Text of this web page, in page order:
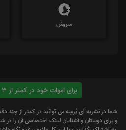
سروش
برای اموات خود در کمتر از 3 دقیقه یادبود بسازید
شما در نشریه آی پُرسِه می توانید در کمتر از چند
و برای دوستان و آشنایان لینک اختصاصی آن را